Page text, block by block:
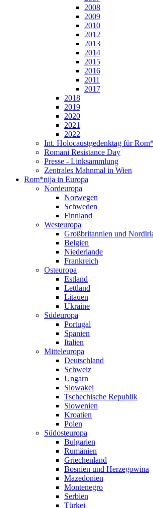
2008
2009
2010
2012
2013
2014
2015
2016
2011
2017
2018
2019
2020
2021
2022
Int. Holocaustgedenktag für
Romani Resistance Day
Presse - Linksammlung
Zentrales Mahnmal in Wien
Rom*nija in Europa
Nordeuropa
Norwegen
Schweden
Finnland
Westeuropa
Großbritannien und
Belgien
Niederlande
Frankreich
Osteuropa
Estland
Lettland
Litauen
Ukraine
Südeuropa
Portugal
Spanien
Italien
Mitteleuropa
Deutschland
Schweiz
Ungarn
Slowakei
Tschechische Republik
Slowenien
Kroatien
Polen
Südosteuropa
Bulgarien
Rumänien
Griechenland
Bosnien und Herzegowina
Mazedonien
Montenegro
Serbien
Türkei